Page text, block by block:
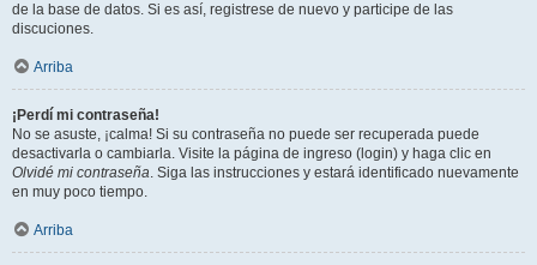
de la base de datos. Si es así, registrese de nuevo y participe de las
discuciones.
Arriba
¡Perdí mi contraseña!
No se asuste, ¡calma! Si su contraseña no puede ser recuperada puede
desactivarla o cambiarla. Visite la página de ingreso (login) y haga clic en
Olvidé mi contraseña. Siga las instrucciones y estará identificado nuevamente
en muy poco tiempo.
Arriba